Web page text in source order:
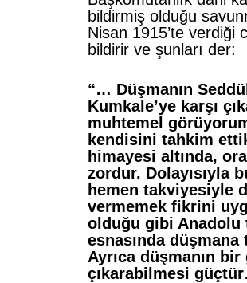
bildirmiş olduğu
Nisan 1915’te verdiği
bildirir ve şunları der:
“… Düşmanın
Kumkale’ye karşı
muhtemel
kendisini tahkim
himayesi altında,
zordur. Dolayısıyla
hemen takviyesiyle
vermemek fikrini
olduğu gibi Anadolu
esnasında
Ayrıca düşmanın
çıkarabilmesi